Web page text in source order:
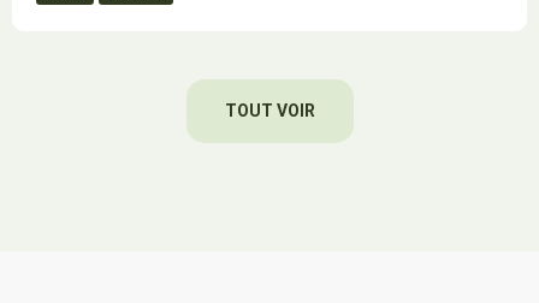
TOUT VOIR